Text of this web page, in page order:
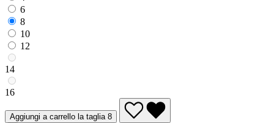
6
8
10
12
14
16
Aggiungi a carrello la taglia 8